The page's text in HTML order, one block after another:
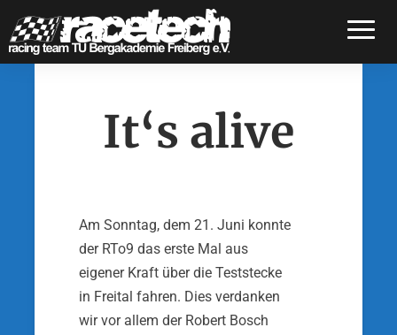
It‘s alive
Am Sonntag, dem 21. Juni konnte
der RTo9 das erste Mal aus
eigener Kraft über die Teststecke
in Freital fahren. Dies verdanken
wir vor allem der Robert Bosch